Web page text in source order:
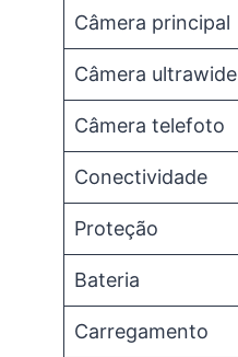
Câmera principal
Câmera ultrawide
Câmera telefoto
Conectividade
Proteção
Bateria
Carregamento